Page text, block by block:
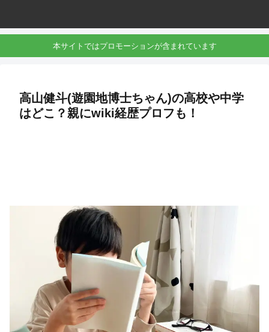
本サイトではプロモーションが含まれています
高山健斗(遊園地博士ちゃん)の高校や中学
はどこ？親にwiki経歴プロフも！